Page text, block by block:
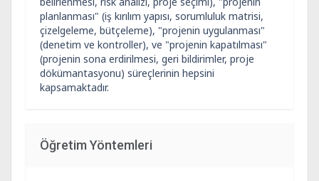
planlanması" (iş kırılım yapısı, sorumluluk matrisi,
çizelgeleme, bütçeleme), "projenin uygulanması"
(denetim ve kontroller), ve "projenin kapatılması"
(projenin sona erdirilmesi, geri bildirimler, proje
dökümantasyonu) süreçlerinin hepsini
kapsamaktadır.
Öğretim Yöntemleri